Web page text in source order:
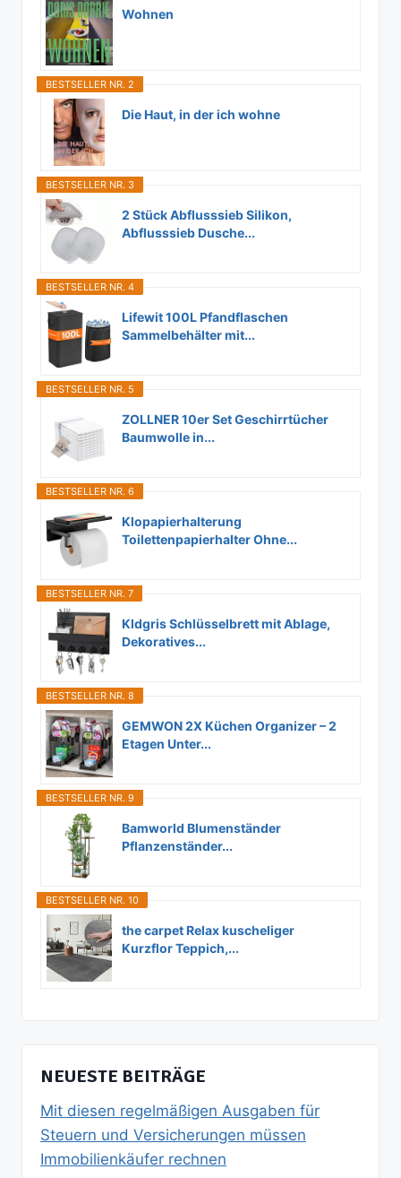
Wohnen
BESTSELLER NR. 2
Die Haut, in der ich wohne
BESTSELLER NR. 3
2 Stück Abflusssieb Silikon,
Abflusssieb Dusche...
BESTSELLER NR. 4
Lifewit 100L Pfandflaschen
Sammelbehälter mit...
BESTSELLER NR. 5
ZOLLNER 10er Set Geschirrtücher
Baumwolle in...
BESTSELLER NR. 6
Klopapierhalterung
Toilettenpapierhalter Ohne...
BESTSELLER NR. 7
Kldgris Schlüsselbrett mit Ablage,
Dekoratives...
BESTSELLER NR. 8
GEMWON 2X Küchen Organizer – 2
Etagen Unter...
BESTSELLER NR. 9
Bamworld Blumenständer
Pflanzenständer...
BESTSELLER NR. 10
the carpet Relax kuscheliger
Kurzflor Teppich,...
NEUESTE BEITRÄGE
Mit diesen regelmäßigen Ausgaben für
Steuern und Versicherungen müssen
Immobilienkäufer rechnen